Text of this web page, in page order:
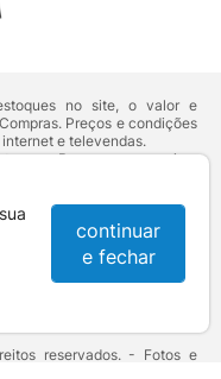
no site, o valor e
Preços e condições
e televendas.
Para compras acima
outros anunciados em
de buscas. Código de
de crédito e risco.
reservados. - Fotos e
continuar
e fechar